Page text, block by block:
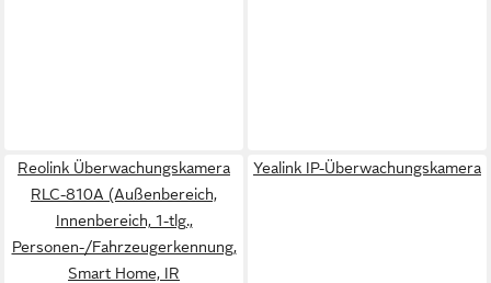
Reolink Überwachungskamera
RLC-810A (Außenbereich,
Innenbereich, 1-tlg.,
Personen-/Fahrzeugerkennung,
Smart Home, IR
Yealink IP-Überwachungskamera